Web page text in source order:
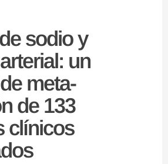
sodio y
un
meta-
de 133
clínicos